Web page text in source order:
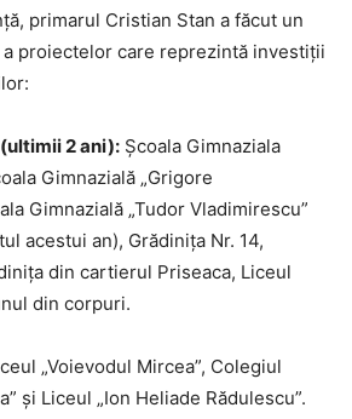
primarul Cristian Stan a făcut un
proiectelor care reprezintă investiții
2 ani): Școala Gimnaziala
Gimnazială „Grigore
Gimnazială „Tudor Vladimirescu”
acestui an), Grădinița Nr. 14,
din cartierul Priseaca, Liceul
din corpuri.
„Voievodul Mircea”, Colegiul
și Liceul „Ion Heliade Rădulescu”.